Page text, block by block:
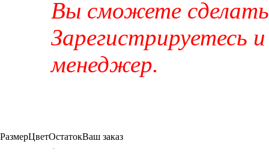
Вы сможете сделать
Зарегистрируетесь
менеджер.
РазмерЦветОстатокВаш заказ
-